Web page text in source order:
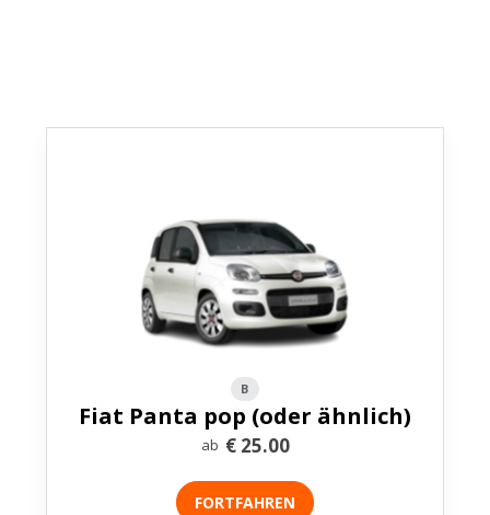
B
Fiat Panta pop (oder ähnlich)
ab € 25.00
FORTFAHREN